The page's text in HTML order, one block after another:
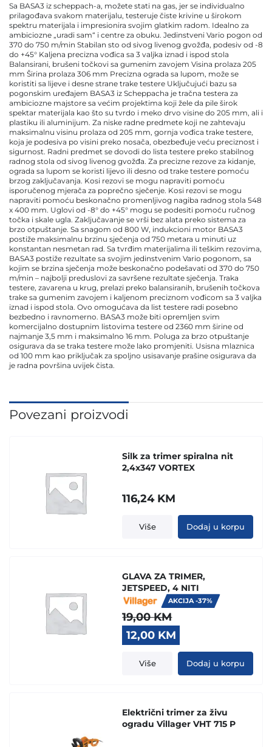
Sa BASA3 iz scheppach-a, možete stati na gas, jer se individualno
prilagođava svakom materijalu, testeruje čiste krivine u širokom
spektru materijala i impresionira svojim glatkim radom. Idealno za
ambiciozne „uradi sam“ i centre za obuku. Jedinstveni Vario pogon od
370 do 750 m/min Stabilan sto od sivog livenog gvožđa, podesiv od -8
do +45° Kaljena precizna vođica sa 3 valjka iznad i ispod stola
Balansirani, brušeni točkovi sa gumenim zavojem Visina prolaza 205
mm Širina prolaza 306 mm Precizna ograda sa lupom, može se
koristiti sa lijeve i desne strane trake testere Uključujući bazu sa
pogonskim uređajem BASA3 iz Scheppacha je tračna testera za
ambiciozne majstore sa većim projektima koji žele da pile širok
spektar materijala kao što su tvrdo i meko drvo visine do 205 mm, ali i
plastiku ili aluminijum. Za niske radne predmete koji ne zahtevaju
maksimalnu visinu prolaza od 205 mm, gornja vođica trake testere,
koja je podesiva po visini preko nosača, obezbeđuje veću preciznost i
sigurnost. Radni predmet se dovodi do lista testere preko stabilnog
radnog stola od sivog livenog gvožđa. Za precizne rezove za kidanje,
ograda sa lupom se koristi lijevo ili desno od trake testere pomoću
brzog zaključavanja. Kosi rezovi se mogu napraviti pomoću
isporučenog mjerača za poprečno sječenje. Kosi rezovi se mogu
napraviti pomoću beskonačno promenljivog nagiba radnog stola 548
x 400 mm. Uglovi od -8° do +45° mogu se podesiti pomoću ručnog
točka i skale ugla. Zaključavanje se vrši bez alata preko sistema za
brzo otpuštanje. Sa snagom od 800 W, indukcioni motor BASA3
postiže maksimalnu brzinu sječenja od 750 metara u minuti uz
konstantan nesmetan rad. Sa tvrđim materijalima ili teškim rezovima,
BASA3 postiže rezultate sa svojim jedinstvenim Vario pogonom, sa
kojim se brzina sječenja može beskonačno podešavati od 370 do 750
m/min – najbolji preduslovi za savršene rezultate sječenja. Traka
testere, zavarena u krug, prelazi preko balansiranih, brušenih točkova
trake sa gumenim zavojem i kaljenom preciznom vođicom sa 3 valjka
iznad i ispod stola. Ovo omogućava da list testere radi posebno
bezbedno i ravnomerno. BASA3 može biti opremljen svim
komercijalno dostupnim listovima testere od 2360 mm širine od
najmanje 3,5 mm i maksimalno 16 mm. Poluga za brzo otpuštanje
osigurava da se traka testere može lako promjeniti. Usisna mlaznica
od 100 mm kao priključak za spoljno usisavanje prašine osigurava da
je radna površina uvijek čista.
Povezani proizvodi
Silk za trimer spiralna nit
2,4x347 VORTEX
116,24 KM
Više Dodaj u korpu
GLAVA ZA TRIMER,
JETSPEED, 4 NITI
AKCIJA -37%
19,00KM
Original
price
was:
12,00 KM
price
is:
12,00 KM.
Više Dodaj u korpu
Električni trimer za živu
ogradu Villager VHT 715 P